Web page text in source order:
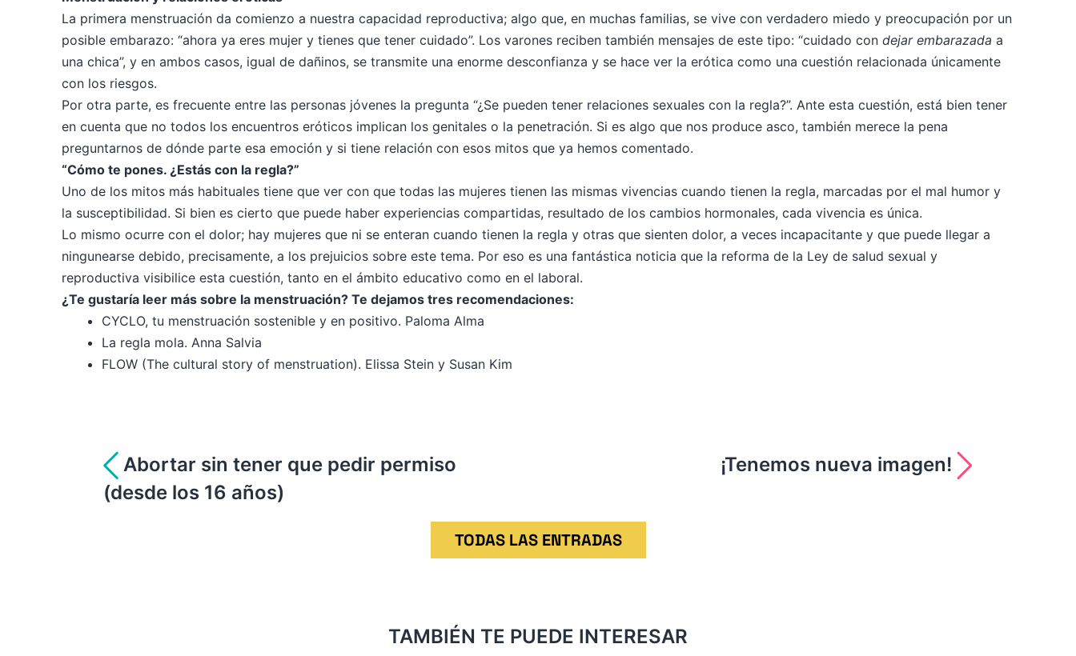
La primera menstruación da comienzo a nuestra capacidad reproductiva; algo que, en muchas familias, se vive con verdadero miedo y preocupación por un
posible embarazo: “ahora ya eres mujer y tienes que tener cuidado”. Los varones reciben también mensajes de este tipo: “cuidado con dejar embarazada a
una chica”, y en ambos casos, igual de dañinos, se transmite una enorme desconfianza y se hace ver la erótica como una cuestión relacionada únicamente
con los riesgos.
Por otra parte, es frecuente entre las personas jóvenes la pregunta “¿Se pueden tener relaciones sexuales con la regla?”. Ante esta cuestión, está bien tener
en cuenta que no todos los encuentros eróticos implican los genitales o la penetración. Si es algo que nos produce asco, también merece la pena
preguntarnos de dónde parte esa emoción y si tiene relación con esos mitos que ya hemos comentado.
“Cómo te pones. ¿Estás con la regla?”
Uno de los mitos más habituales tiene que ver con que todas las mujeres tienen las mismas vivencias cuando tienen la regla, marcadas por el mal humor y
la susceptibilidad. Si bien es cierto que puede haber experiencias compartidas, resultado de los cambios hormonales, cada vivencia es única.
Lo mismo ocurre con el dolor; hay mujeres que ni se enteran cuando tienen la regla y otras que sienten dolor, a veces incapacitante y que puede llegar a
ningunearse debido, precisamente, a los prejuicios sobre este tema. Por eso es una fantástica noticia que la reforma de la Ley de salud sexual y
reproductiva visibilice esta cuestión, tanto en el ámbito educativo como en el laboral.
¿Te gustaría leer más sobre la menstruación? Te dejamos tres recomendaciones:
CYCLO, tu menstruación sostenible y en positivo. Paloma Alma
La regla mola. Anna Salvia
FLOW (The cultural story of menstruation). Elissa Stein y Susan Kim
Navegación
Abortar sin tener que pedir permiso
(desde los 16 años)
¡Tenemos nueva imagen!
TODAS LAS ENTRADAS
TAMBIÉN TE PUEDE INTERESAR